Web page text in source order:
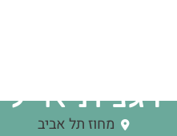
דגנית אייל
מחוז תל אביב